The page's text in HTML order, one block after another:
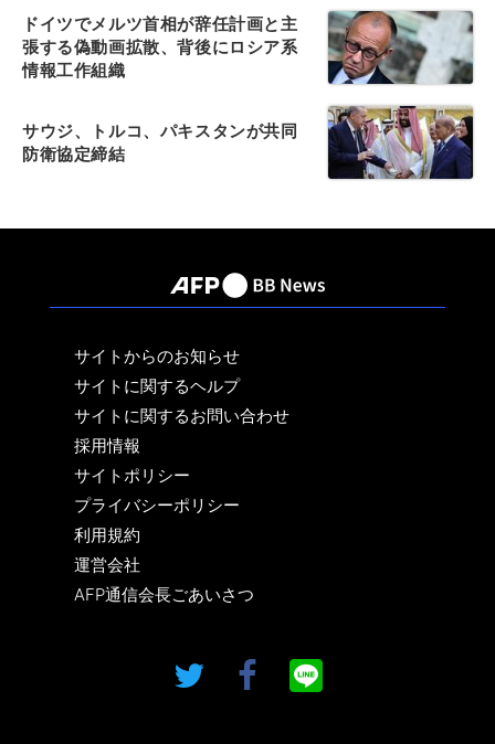
ドイツでメルツ首相が辞任計画と主
張する偽動画拡散、背後にロシア系
情報工作組織
サウジ、トルコ、パキスタンが共同
防衛協定締結
サイトからのお知らせ
サイトに関するヘルプ
サイトに関するお問い合わせ
採用情報
サイトポリシー
プライバシーポリシー
利用規約
運営会社
AFP通信会長ごあいさつ